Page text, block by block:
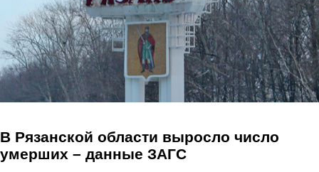
В Рязанской области выросло число
умерших – данные ЗАГС